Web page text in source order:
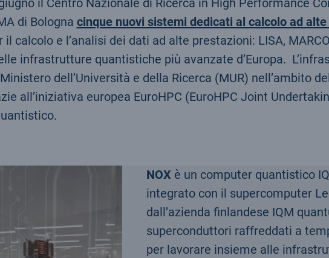
il Centro Nazionale di Ricerca in High Performance
di Bologna cinque nuovi sistemi dedicati al calcolo ad
e l’analisi dei dati ad alte prestazioni: LISA, MARCO
infrastrutture quantistiche più avanzate d’Europa.
dell’Università e della Ricerca (MUR) nell’ambito
all’iniziativa europea EuroHPC (EuroHPC Joint
NOX è un computer quantistico
integrato con il supercomputer
dall’azienda finlandese IQM
superconduttori raffreddati a
per lavorare insieme alle